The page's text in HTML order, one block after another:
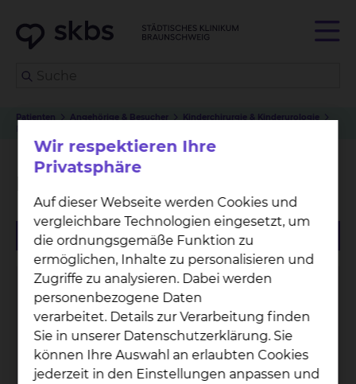
Patienten Angehörige & Besucher
Kinderchirurgie & Kinderurologie
Physiotherapie Fichtengrund
Phy­sio­the­ra­pie
Wir respektieren Ihre
Privatsphäre
Auf dieser Webseite werden Cookies und
vergleichbare Technologien eingesetzt, um
die ordnungsgemäße Funktion zu
ermöglichen, Inhalte zu personalisieren und
Zugriffe zu analysieren. Dabei werden
personenbezogene Daten
verarbeitet. Details zur Verarbeitung finden
Sie in unserer Datenschutzerklärung. Sie
können Ihre Auswahl an erlaubten Cookies
jederzeit in den Einstellungen anpassen und